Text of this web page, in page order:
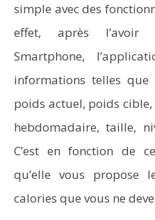
simple avec des
effet, après l’avoir
Smartphone,
informations telles que
poids actuel, poids
hebdomadaire, taille,
C’est en fonction de
qu’elle vous propose
calories que vous ne